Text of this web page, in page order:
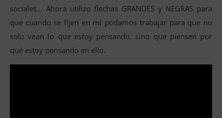
sociales… Ahora utilizo flechas GRANDES y NEGRAS para
que cuando se fijen en mí podamos trabajar para que no
solo vean lo que estoy pensando, sino que piensen por
qué estoy pensando en ello.